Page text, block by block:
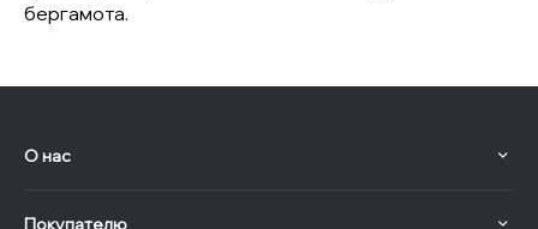
бергамота.
О нас
Покупателю